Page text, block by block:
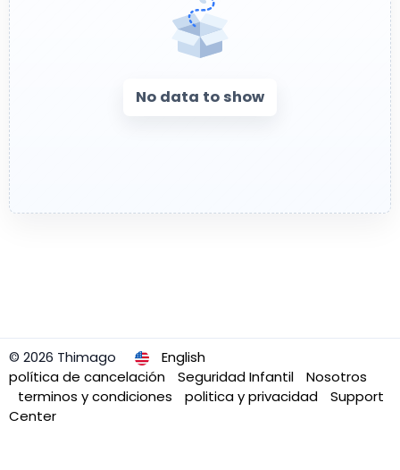
No data to show
© 2026 Thimago
English
política de cancelación
Seguridad Infantil
Nosotros
terminos y condiciones
politica y privacidad
Support
Center